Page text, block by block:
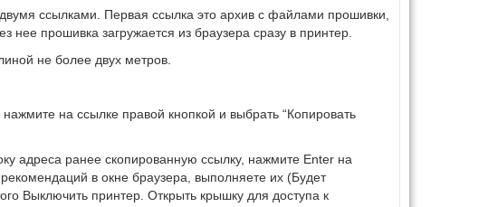
ссылками. Первая ссылка это архив с файлами прошивки,
нее прошивка загружается из браузера сразу в принтер.
не более двух метров.
на ссылке правой кнопкой и выбрать “Копировать
адреса ранее скопированную ссылку, нажмите Enter на
в окне браузера, выполняете их (Будет
Выключить принтер. Открыть крышку для доступа к